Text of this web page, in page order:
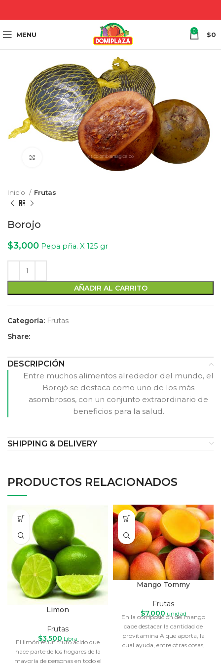
MENU 0 $0
Click to enlarge
Inicio Frutas
Borojo
$3,000 Pepa pña. X 125 gr
AÑADIR AL CARRITO
Categoría: Frutas
Share:
DESCRIPCIÓN
Entre muchos alimentos alrededor del mundo, el
Borojó se destaca como uno de los más
asombrosos, con un conjunto extraordinario de
beneficios para la salud.
SHIPPING & DELIVERY
PRODUCTOS RELACIONADOS
Limon
Frutas
$3,500 Libra
El limón es un fruto ácido que
hace parte de los hogares de la
mayoría de personas en todo el
Mango Tommy
Frutas
$7,000unidad
En la composición del mango
cabe destacar la cantidad de
provitamina A que aporta, la
cual ayuda, entre otras cosas,